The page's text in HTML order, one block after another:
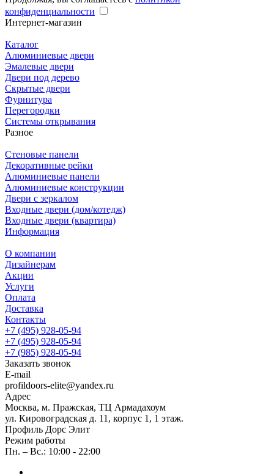
конфиденциальности
Интернет-магазин
Каталог
Алюминиевые двери
Эмалевые двери
Двери под дерево
Скрытые двери
Фурнитура
Перегородки
Системы открывания
Разное
Стеновые панели
Декоративные рейки
Алюминиевые панели
Алюминиевые конструкции
Двери с зеркалом
Входные двери (дом/котедж)
Входные двери (квартира)
Информация
О компании
Дизайнерам
Акции
Услуги
Оплата
Доставка
Контакты
+7 (495) 928-05-94
+7 (495) 928-05-94
+7 (985) 928-05-94
Заказать звонок
E-mail
profildoors-elite@yandex.ru
Адрес
Москва, м. Пражская, ТЦ Армадахоум
ул. Кировоградская д. 11, корпус 1, 1 этаж.
Профиль Дорс Элит
Режим работы
Пн. – Вс.: 10:00 - 22:00